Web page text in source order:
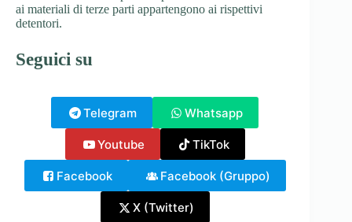
ai materiali di terze parti appartengono ai rispettivi
detentori.
Seguici su
Telegram Whatsapp
Youtube TikTok
Facebook Facebook (Gruppo)
X (Twitter)